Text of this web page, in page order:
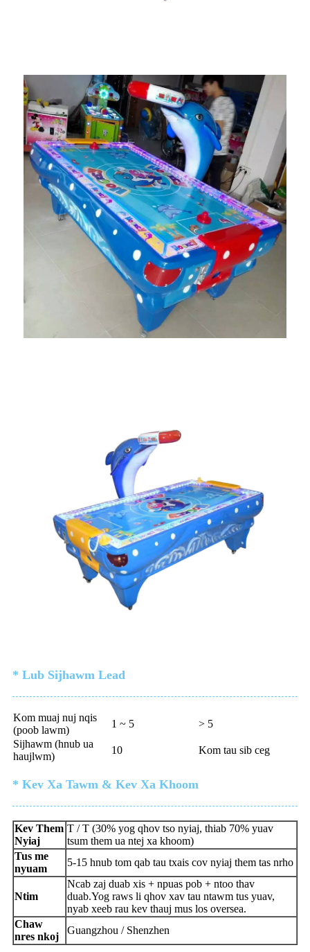
* Lub Sijhawm Lead
Kom muaj nuj nqis
(poob lawm)
1 ~ 5
> 5
Sijhawm (hnub ua
haujlwm)
10 Kom tau sib ceg
* Kev Xa Tawm & Kev Xa Khoom
Kev Them
Nyiaj
T / T (30% yog qhov tso nyiaj, thiab 70% yuav
tsum them ua ntej xa khoom)
Tus me
nyuam
5-15 hnub tom qab tau txais cov nyiaj them tas nrho
Ntim
Ncab zaj duab xis + npuas pob + ntoo thav
duab.Yog raws li qhov xav tau ntawm tus yuav,
nyab xeeb rau kev thauj mus los oversea.
Chaw
nres nkoj
Guangzhou / Shenzhen